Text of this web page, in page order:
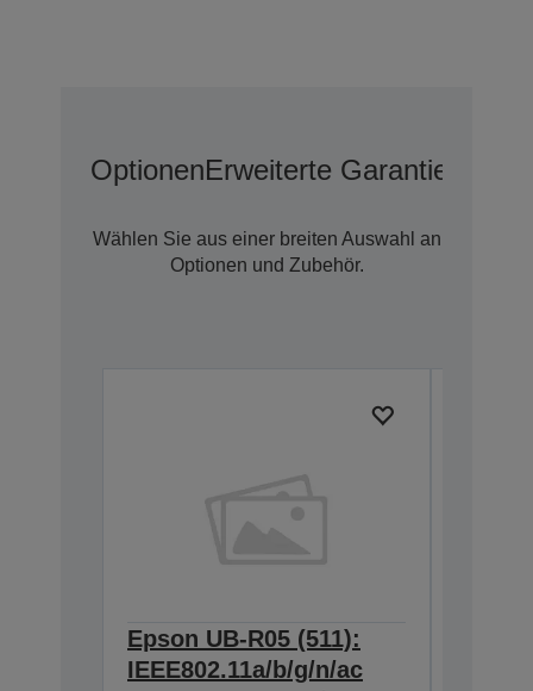
OptionenErweiterte
Wählen Sie aus einer breiten Auswahl an
Optionen und Zubehör.
Epson UB-R05 (511):
IEEE802.11a/b/g/n/ac